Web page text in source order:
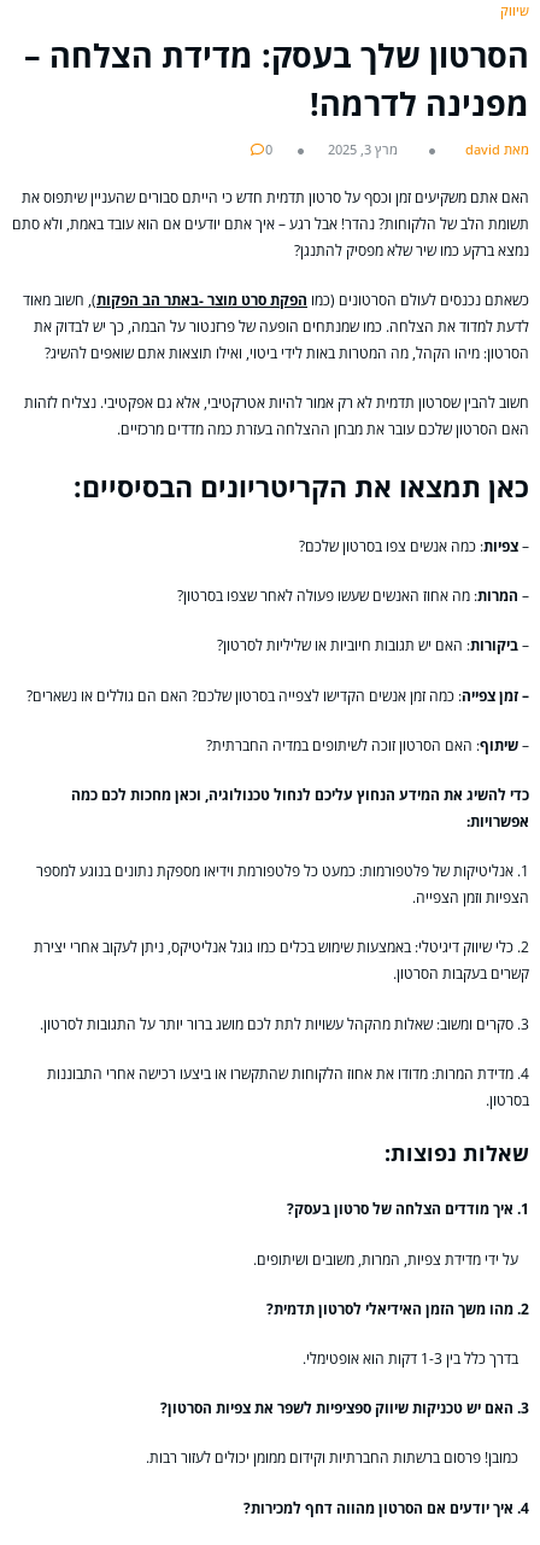
שיווק
הסרטון שלך בעסק: מדידת הצלחה –
מפנינה לדרמה!
מאת david מרץ 3, 2025 0
האם אתם משקיעים זמן וכסף על סרטון תדמית חדש כי הייתם סבורים שהעניין שיתפוס את
תשומת הלב של הלקוחות? נהדר! אבל רגע – איך אתם יודעים אם הוא עובד באמת, ולא סתם
נמצא ברקע כמו שיר שלא מפסיק להתנגן?
כשאתם נכנסים לעולם הסרטונים (כמו הפקת סרט מוצר -באתר הב הפקות), חשוב מאוד
לדעת למדוד את הצלחה. כמו שמנתחים הופעה של פרזנטור על הבמה, כך יש לבדוק את
הסרטון: מיהו הקהל, מה המטרות באות לידי ביטוי, ואילו תוצאות אתם שואפים להשיג?
חשוב להבין שסרטון תדמית לא רק אמור להיות אטרקטיבי, אלא גם אפקטיבי. נצליח לזהות
האם הסרטון שלכם עובר את מבחן ההצלחה בעזרת כמה מדדים מרכזיים.
כאן תמצאו את הקריטריונים הבסיסיים:
–צפיות: כמה אנשים צפו בסרטון שלכם?
– המרות: מה אחוז האנשים שעשו פעולה לאחר שצפו בסרטון?
–ביקורות: האם יש תגובות חיוביות או שליליות לסרטון?
– זמן צפייה: כמה זמן אנשים הקדישו לצפייה בסרטון שלכם? האם הם גוללים או נשארים?
–שיתוף: האם הסרטון זוכה לשיתופים במדיה החברתית?
כדי להשיג את המידע הנחוץ עליכם לנחול טכנולוגיה, וכאן מחכות לכם כמה
אפשרויות:
1. אנליטיקות של פלטפורמות: כמעט כל פלטפורמת וידיאו מספקת נתונים בנוגע למספר
הצפיות וזמן הצפייה.
2. כלי שיווק דיגיטלי: באמצעות שימוש בכלים כמו גוגל אנליטיקס, ניתן לעקוב אחרי יצירת
קשרים בעקבות הסרטון.
3. סקרים ומשוב: שאלות מהקהל עשויות לתת לכם מושג ברור יותר על התגובות לסרטון.
4. מדידת המרות: מדודו את אחוז הלקוחות שהתקשרו או ביצעו רכישה אחרי התבוננות
בסרטון.
שאלות נפוצות:
1. איך מודדים הצלחה של סרטון בעסק?
על ידי מדידת צפיות, המרות, משובים ושיתופים.
2. מהו משך הזמן האידיאלי לסרטון תדמית?
בדרך כלל בין 1-3 דקות הוא אופטימלי.
3. האם יש טכניקות שיווק ספציפיות לשפר את צפיות הסרטון?
כמובן! פרסום ברשתות החברתיות וקידום ממומן יכולים לעזור רבות.
4. איך יודעים אם הסרטון מהווה דחף למכירות?